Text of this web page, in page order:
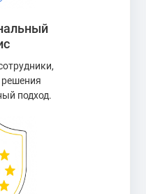
подход.